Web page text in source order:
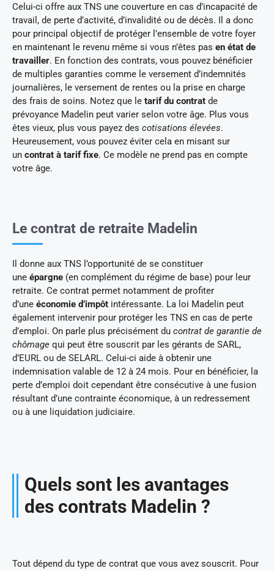
Celui-ci offre aux TNS une couverture en cas d’incapacité de
travail, de perte d’activité, d’invalidité ou de décès. Il a donc
pour principal objectif de protéger l’ensemble de votre foyer
en maintenant le revenu même si vous n’êtes pas en état de
travailler. En fonction des contrats, vous pouvez bénéficier
de multiples garanties comme le versement d’indemnités
journalières, le versement de rentes ou la prise en charge
des frais de soins. Notez que le tarif du contrat de
prévoyance Madelin peut varier selon votre âge. Plus vous
êtes vieux, plus vous payez des cotisations élevées.
Heureusement, vous pouvez éviter cela en misant sur
un contrat à tarif fixe. Ce modèle ne prend pas en compte
votre âge.
Le contrat de retraite Madelin
Il donne aux TNS l’opportunité de se constituer
une épargne (en complément du régime de base) pour leur
retraite. Ce contrat permet notamment de profiter
d’une économie d’impôt intéressante. La loi Madelin peut
également intervenir pour protéger les TNS en cas de perte
d’emploi. On parle plus précisément du contrat de garantie de
chômage qui peut être souscrit par les gérants de SARL,
d’EURL ou de SELARL. Celui-ci aide à obtenir une
indemnisation valable de 12 à 24 mois. Pour en bénéficier, la
perte d’emploi doit cependant être consécutive à une fusion
résultant d’une contrainte économique, à un redressement
ou à une liquidation judiciaire.
Quels sont les avantages
des contrats Madelin ?
Tout dépend du type de contrat que vous avez souscrit. Pour